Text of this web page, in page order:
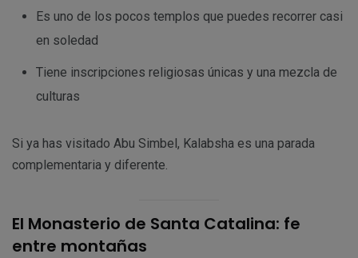
Es uno de los pocos templos que puedes recorrer casi
en soledad
Tiene inscripciones religiosas únicas y una mezcla de
culturas
Si ya has visitado Abu Simbel, Kalabsha es una parada
complementaria y diferente.
El Monasterio de Santa Catalina: fe
entre montañas